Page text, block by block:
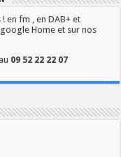
en fm , en DAB+ et
Home et sur nos
09 52 22 22 07